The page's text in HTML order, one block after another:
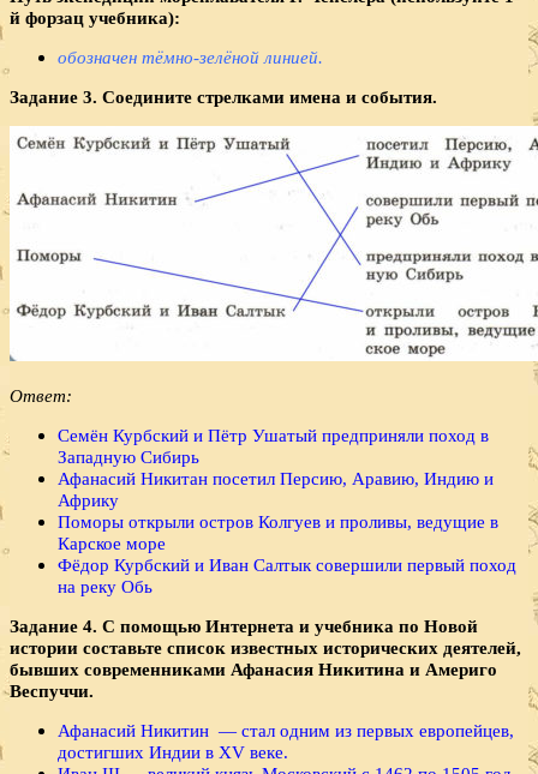
й форзац учебника):
обозначен тёмно-зелёной линией.
Задание 3. Соедините стрелками имена и события.
Ответ:
Семён Курбский и Пётр Ушатый предприняли поход в
Западную Сибирь
Афанасий Никитан посетил Персию, Аравию, Индию и
Африку
Поморы открыли остров Колгуев и проливы, ведущие в
Карское море
Фёдор Курбский и Иван Салтык совершили первый поход
на реку Обь
Задание 4. С помощью Интернета и учебника по Новой
истории составьте список известных исторических деятелей,
бывших современниками Афанасия Никитина и Америго
Веспуччи.
Афанасий Никитин — стал одним из первых европейцев,
достигших Индии в XV веке.